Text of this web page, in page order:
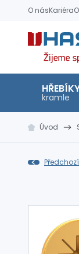
O násKariéra
Hašpl
kramle
Úvod
Předchozí